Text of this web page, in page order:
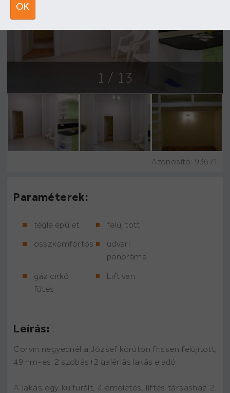
OK
1 / 13
Azonosító: 93671
Paraméterek:
tégla épület
felújított
összkomfortos
udvari
panoráma
gáz cirkó
fűtés
Lift van
Leírás:
Corvin negyednél a József körúton frissen felújított,
49 nm-es, 2 szobás+2 galériás lakás eladó
A lakás egy kulturált, 4 emeletes, liftes társasház 2.